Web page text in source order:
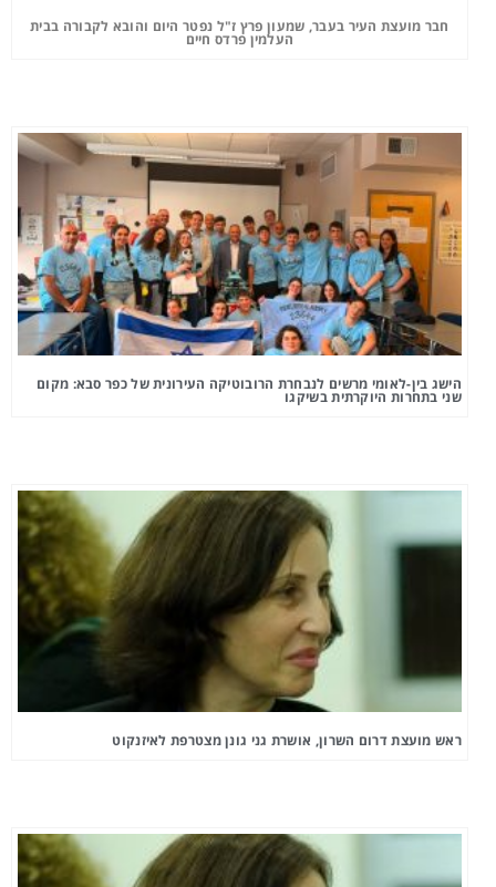
חבר מועצת העיר בעבר, שמעון פרץ ז"ל נפטר היום והובא לקבורה בבית
העלמין פרדס חיים
הישג בין-לאומי מרשים לנבחרת הרובוטיקה העירונית של כפר סבא: מקום
שני בתחרות היוקרתית בשיקגו
ראש מועצת דרום השרון, אושרת גני גונן מצטרפת לאיזנקוט